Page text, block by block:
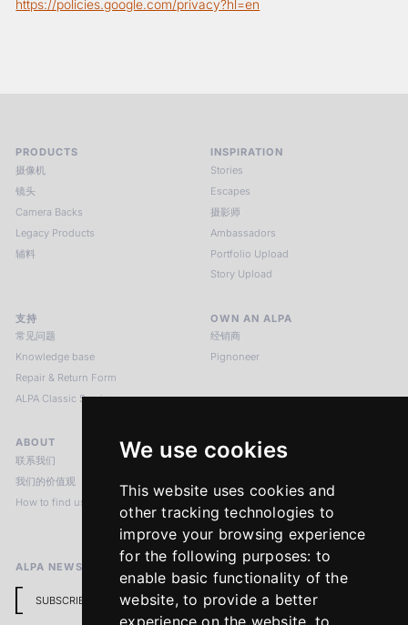
We use cookies
This website uses cookies and
other tracking technologies to
improve your browsing experience
for the following purposes: to
enable basic functionality of the
website,to provide a better
https://policies.google.com/privacy?hl=en
PRODUCTS
摄像机
镜头
Camera Backs
Legacy Products
辅料
INSPIRATION
Stories
Escapes
摄影师
Ambassadors
Portfolio Upload
Story Upload
支持
常见问题
Knowledge base
Repair & Return Form
ALPA Classic Services
OWN AN ALPA
经销商
Pignoneer
ABOUT
联系我们
我们的价值观
How to find us
LEGAL NOTICES
版本说明
Return Policy
ALPA NEWSLETTER
SUBSCRIBE